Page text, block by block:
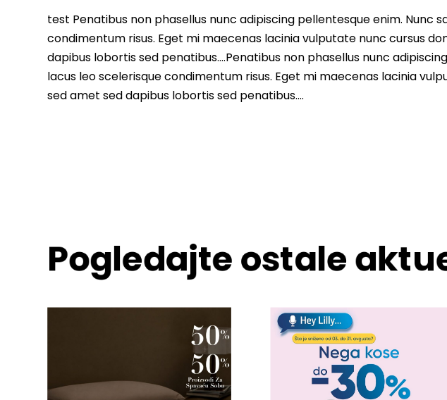
test Penatibus non phasellus nunc adipiscing pellentesque enim. Nunc
condimentum risus. Eget mi maecenas lacinia vulputate nunc cursus
dapibus lobortis sed penatibus….Penatibus non phasellus nunc
lacus leo scelerisque condimentum risus. Eget mi maecenas lacinia
sed amet sed dapibus lobortis sed penatibus….
Pogledajte ostale